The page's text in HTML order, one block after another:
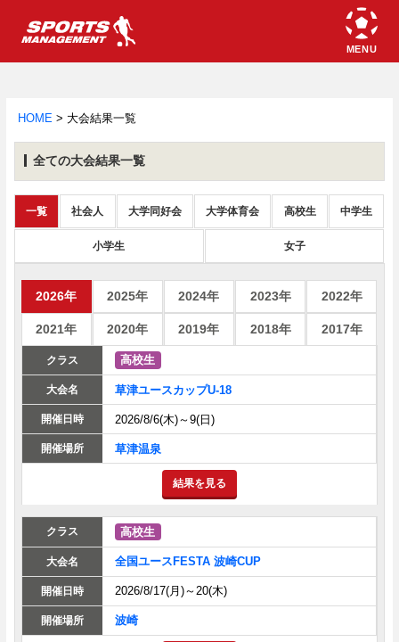
HOME > 大会結果一覧
全ての大会結果一覧
一覧 社会人 大学同好会 大学体育会 高校生 中学生
小学生 女子
2026年 2025年 2024年 2023年 2022年
2021年 2020年 2019年 2018年 2017年
高校生
草津ユースカップU-18
2026/8/6(木)～9(日)
草津温泉
結果を見る
高校生
全国ユースFESTA 波崎CUP
2026/8/17(月)～20(木)
波崎